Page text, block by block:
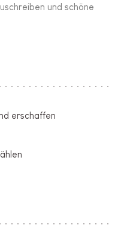
und schöne
erschaffen